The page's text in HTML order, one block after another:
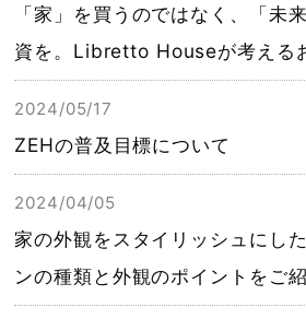
「家」を買うのではなく、「未
資を。Libretto Houseが考える
2024/05/17
ZEHの普及目標について
2024/04/05
家の外観をスタイリッシュにし
ンの種類と外観のポイントをご紹